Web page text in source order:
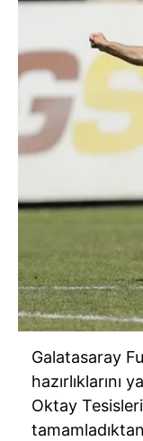
Galatasaray
hazırlıklarını
Oktay